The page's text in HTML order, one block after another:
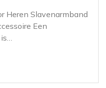
Heren Slavenarmband
Een